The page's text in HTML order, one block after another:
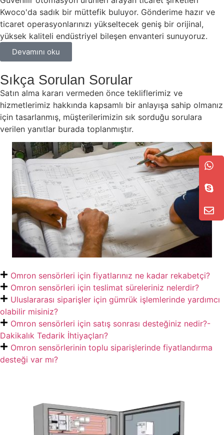
Kwoco'da sadık bir müttefik buluyor. Gönderime hazır ve
ticaret operasyonlarınızı yükseltecek geniş bir orijinal,
yüksek kaliteli endüstriyel bileşen envanteri sunuyoruz.
Devamını oku
Sıkça Sorulan Sorular
Satın alma kararı vermeden önce tekliflerimiz ve
hizmetlerimiz hakkında kapsamlı bir anlayışa sahip olmanız
için tasarlanmış, müşterilerimizin sık sorduğu sorulara
verilen yanıtlar burada toplanmıştır.
Omron sensörleri için fiyatlarınız ne kadar rekabetçi?
Omron sensörleri için teslimat süreleriniz nelerdir?
Uluslararası siparişler için gümrük işlemlerinde yardımcı
olabilir misiniz?
Omron sensörleri için satış sonrası desteğiniz nedir?-
Dakikalık Tedarik İhtiyaçları?
Omron sensörlerinin toplu siparişlerinde fiyatlandırma
desteği var mı?